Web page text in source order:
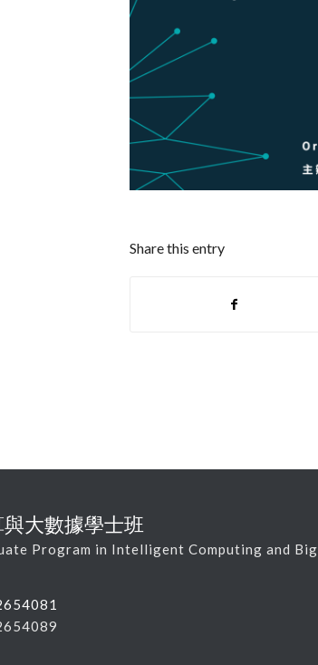
Share this entry
大數據學士班
Program in Intelligent Computing and Big